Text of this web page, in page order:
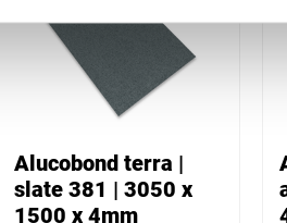
Alucobond terra |
slate 381 | 3050 x
1500 x 4mm